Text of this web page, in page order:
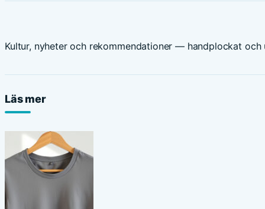
Kultur, nyheter och rekommendationer — handplockat
Läs mer